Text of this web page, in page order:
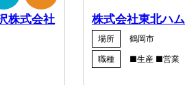
株式会社 株式会社東北ハム
場所
鶴岡市
職種
■生産 ■営業